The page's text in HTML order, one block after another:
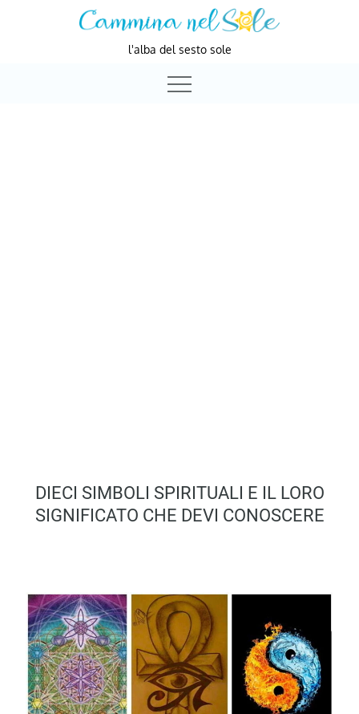
l'alba del sesto sole
DIECI SIMBOLI SPIRITUALI E IL LORO
SIGNIFICATO CHE DEVI CONOSCERE